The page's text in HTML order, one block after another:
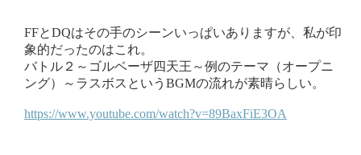
FFとDQはその手のシーンいっぱいありますが、私が印
象的だったのはこれ。
バトル２～ゴルベーザ四天王～例のテーマ（オープニ
ング）～ラスボスというBGMの流れが素晴らしい。
https://www.youtube.com/watch?v=89BaxFiE3OA